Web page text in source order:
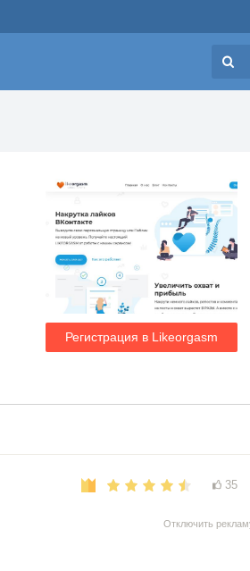
Регистрация в Likeorgasm
35
Отключить